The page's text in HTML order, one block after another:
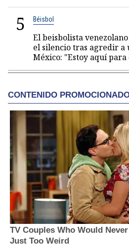
5 Béisbol
El beisbolista
el silencio tras agredir
México: "Estoy aquí